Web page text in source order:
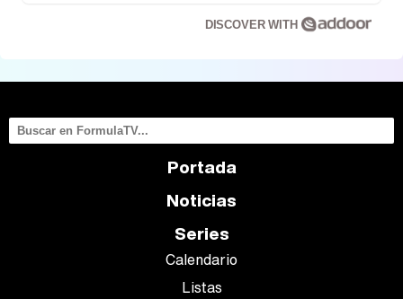
DISCOVER WITH
Portada
Noticias
Series
Calendario
Listas